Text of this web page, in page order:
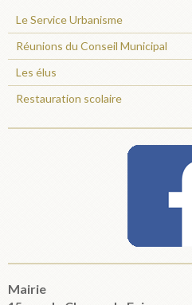
Le Service Urbanisme
Réunions du Conseil Municipal
Les élus
Restauration scolaire
Mairie